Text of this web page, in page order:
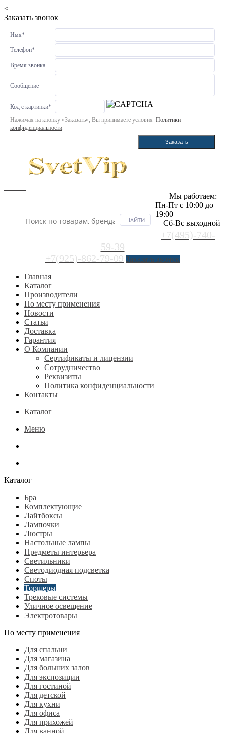
<
Заказать звонок
Имя*
Телефон*
Время звонка
Сообщение
Код с картинки*
Нажимая на кнопку «Заказать», Вы принимаете условия Политики
конфиденциальности
Заказать
Мы работаем:
Пн-Пт с 10:00 до
19:00
Сб-Вс выходной
+7(495)-740-
59-39
+7(925)-862-79-09 Заказать звонок
Главная
Каталог
Производители
По месту применения
Новости
Статьи
Доставка
Гарантия
О Компании
Сертификаты и лицензии
Сотрудничество
Реквизиты
Политика конфиденциальности
Контакты
Каталог
Меню
Каталог
Бра
Комплектующие
Лайтбоксы
Лампочки
Люстры
Настольные лампы
Предметы интерьера
Светильники
Светодиодная подсветка
Споты
Торшеры
Трековые системы
Уличное освещение
Электротовары
По месту применения
Для спальни
Для магазина
Для больших залов
Для экспозиции
Для гостиной
Для детской
Для кухни
Для офиса
Для прихожей
Для ванной